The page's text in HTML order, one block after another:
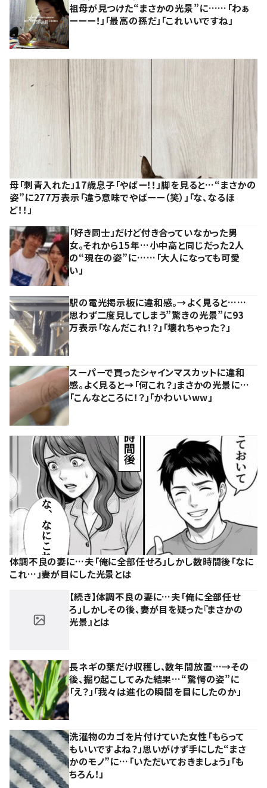
祖母が見つけた“まさかの光景”に……「わぁ
ーーー！」「最高の孫だ」「これいいですね」
母「刺青入れた」17歳息子「やばー！！」脚を見ると…“まさかの
姿”に277万表示「違う意味でやばーー（笑）」「な、なるほ
ど！！」
「好き同士」だけど付き合っていなかった男
女。それから15年…小中高と同じだった2人
の“現在の姿”に……「大人になっても可愛
い」
駅の電光掲示板に違和感。→よく見ると……
思わず二度見してしまう”驚きの光景”に93
万表示「なんだこれ！？」「壊れちゃった？」
スーパーで買ったシャインマスカットに違和
感。よく見ると→「何これ？」まさかの光景に…
「こんなところに！？」「かわいいww」
体調不良の妻に…夫「俺に全部任せろ」しかし数時間後「なに
これ…」妻が目にした光景とは
【続き】体調不良の妻に…夫「俺に全部任せ
ろ」しかしその後、妻が目を疑った『まさかの
光景』とは
長ネギの葉だけ収穫し、数年間放置…→その
後、掘り起こしてみた結果…“驚愕の姿”に
「え？」「我々は進化の瞬間を目にしたのか」
洗濯物のカゴを片付けていた女性「もらって
もいいですよね？」思いがけず手にした“まさ
かのモノ”に…「いただいておきましょう」「も
ちろん！」